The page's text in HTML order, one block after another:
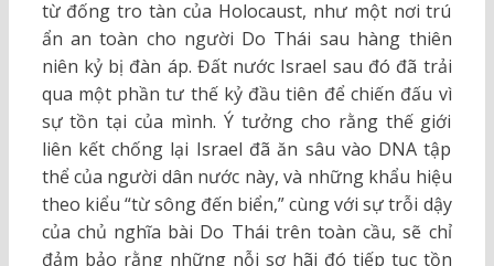
từ đống tro tàn của Holocaust, như một nơi trú
ẩn an toàn cho người Do Thái sau hàng thiên
niên kỷ bị đàn áp. Đất nước Israel sau đó đã trải
qua một phần tư thế kỷ đầu tiên để chiến đấu vì
sự tồn tại của mình. Ý tưởng cho rằng thế giới
liên kết chống lại Israel đã ăn sâu vào DNA tập
thể của người dân nước này, và những khẩu hiệu
theo kiểu “từ sông đến biển,” cùng với sự trỗi dậy
của chủ nghĩa bài Do Thái trên toàn cầu, sẽ chỉ
đảm bảo rằng những nỗi sợ hãi đó tiếp tục tồn